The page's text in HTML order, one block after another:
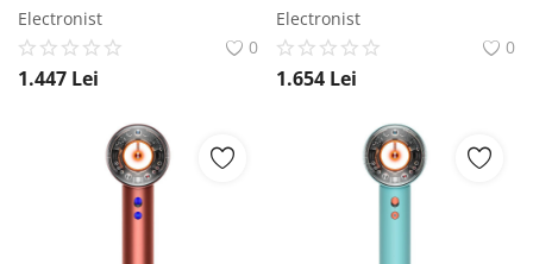
Electronist
0
1.447 Lei
Electronist
0
1.654 Lei